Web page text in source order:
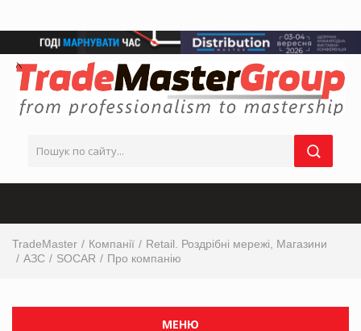
TradeMaster Компанії
Retail. Роздрібні мережі, Магазини
АЗС
SOCAR Про компанію
МЕНЮ